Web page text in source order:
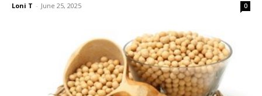
Loni T - June 25, 2025 0